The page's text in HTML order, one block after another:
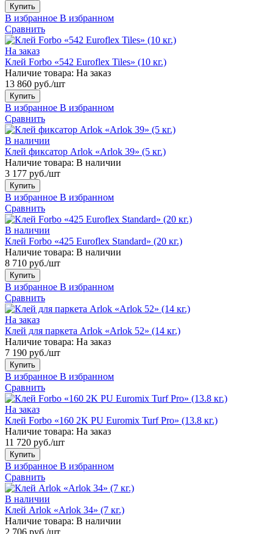
Купить
В избранное В избранном
Сравнить
На заказ
Клей Forbo «542 Euroflex Tiles» (10 кг.)
Наличие товара: На заказ
13 860 руб./шт
Купить
В избранное В избранном
Сравнить
В наличии
Клей фиксатор Arlok «Arlok 39» (5 кг.)
Наличие товара: В наличии
3 177 руб./шт
Купить
В избранное В избранном
Сравнить
В наличии
Клей Forbo «425 Euroflex Standard» (20 кг.)
Наличие товара: В наличии
8 710 руб./шт
Купить
В избранное В избранном
Сравнить
На заказ
Клей для паркета Arlok «Arlok 52» (14 кг.)
Наличие товара: На заказ
7 190 руб./шт
Купить
В избранное В избранном
Сравнить
На заказ
Клей Forbo «160 2K PU Euromix Turf Pro» (13.8 кг.)
Наличие товара: На заказ
11 720 руб./шт
Купить
В избранное В избранном
Сравнить
В наличии
Клей Arlok «Arlok 34» (7 кг.)
Наличие товара: В наличии
2 706 руб./шт